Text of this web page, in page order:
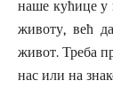
наше кућице у
животу, већ
живот. Треба
нас или на